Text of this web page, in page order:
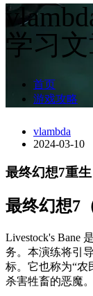
学习
首页
游戏攻略
vlambda
2024-03-10
最终幻想7重
最终幻想7
Livestock's Bane
务。 本演练将引
标。 它也称为“农
杀害牲畜的恶魔。